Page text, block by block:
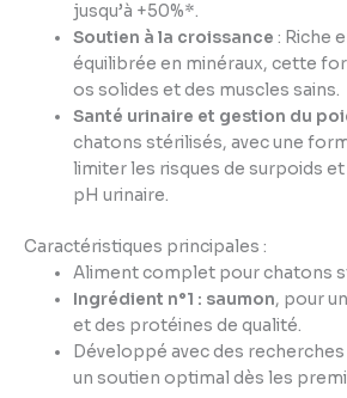
jusqu’à +50%*.
Soutien à la croissance : Riche
équilibrée en minéraux, cette
os solides et des muscles sains.
Santé urinaire et gestion du
chatons stérilisés, avec une
limiter les risques de surpoids
pH urinaire.
Caractéristiques principales :
Aliment complet pour chatons
Ingrédient n°1 : saumon, pour
et des protéines de qualité.
Développé avec des
un soutien optimal dès les